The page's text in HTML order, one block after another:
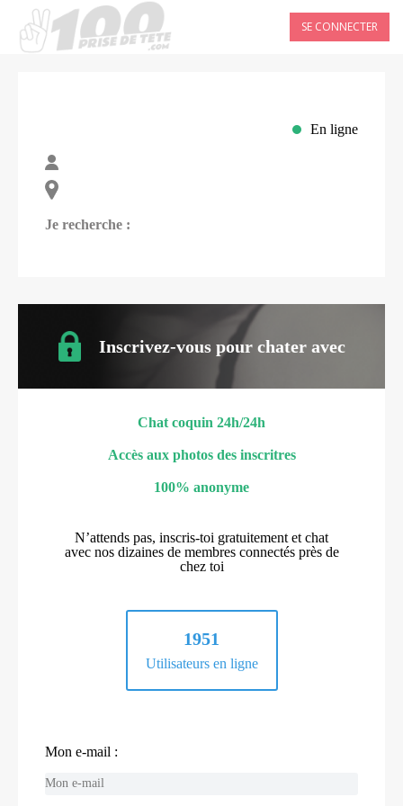
SE CONNECTER
En ligne
Je recherche :
Inscrivez-vous pour chater avec
Chat coquin 24h/24h
Accès aux photos des inscritres
100% anonyme
N’attends pas, inscris-toi gratuitement et chat
avec nos dizaines de membres connectés près de
chez toi
1951
Utilisateurs en ligne
Mon e-mail :